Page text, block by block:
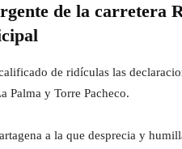
de la carretera
de ridículas las
Palma y Torre Pacheco.
a la que desprecia y